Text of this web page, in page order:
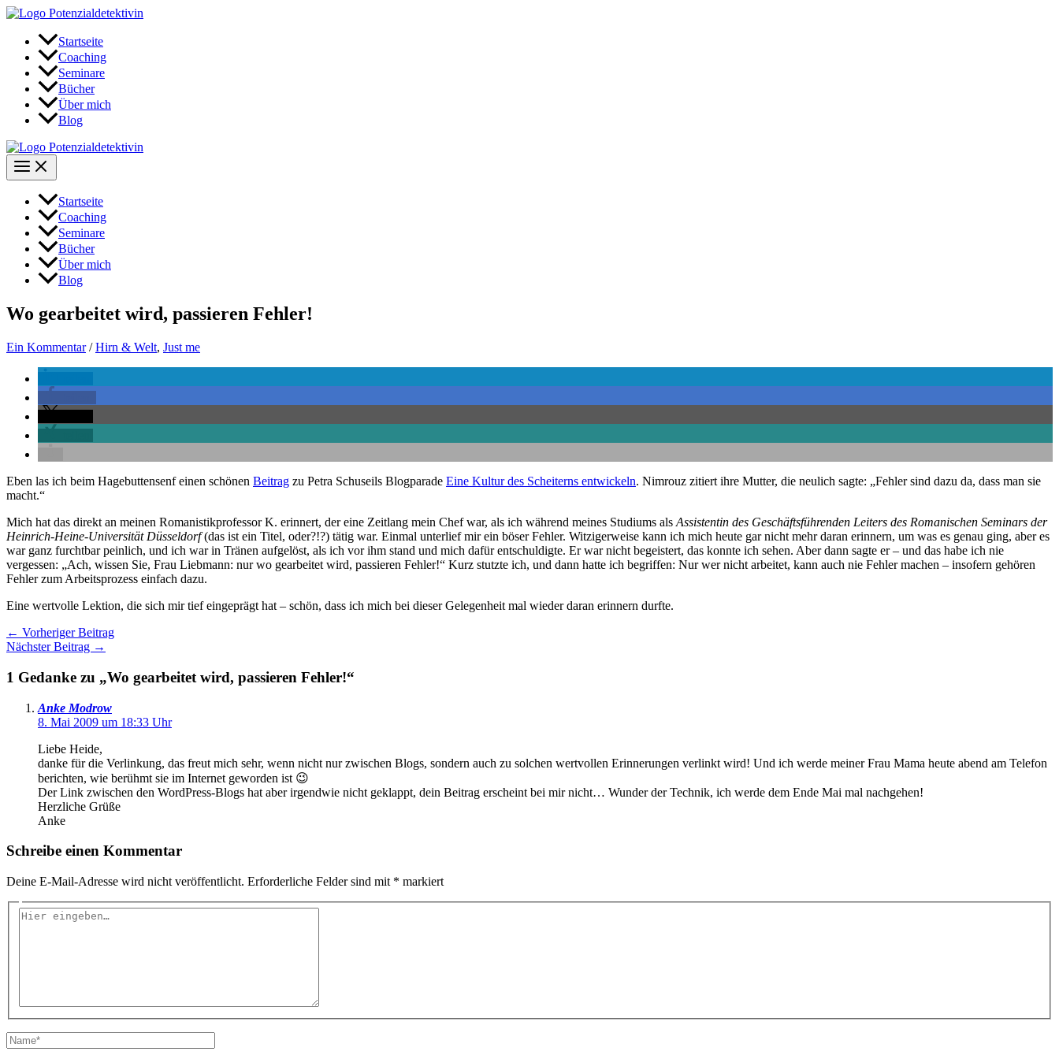
Zum
springen
Startseite
Coaching
Seminare
Bücher
Über mich
Blog
Startseite
Coaching
Seminare
Bücher
Über mich
Blog
Wo gearbeitet wird, passieren Fehler!
Ein Kommentar /Hirn & Welt, Just me
Eben las ich beim Hagebuttensenf einen schönen Beitrag zu Petra Schuseils Blogparade Eine Kultur des Scheiterns entwickeln. Nimrouz zitiert ihre Mutter, die neulich sagte: „Fehler sind dazu da, dass man sie
macht.“
Mich hat das direkt an meinen Romanistikprofessor K. erinnert, der eine Zeitlang mein Chef war, als ich während meines Studiums als Assistentin des Geschäftsführenden Leiters des Romanischen Seminars der
Heinrich-Heine-Universität Düsseldorf(das ist ein Titel, oder?!?) tätig war. Einmal unterlief mir ein böser Fehler. Witzigerweise kann ich mich heute gar nicht mehr daran erinnern, um was es genau ging, aber es
war ganz furchtbar peinlich, und ich war in Tränen aufgelöst, als ich vor ihm stand und mich dafür entschuldigte. Er war nicht begeistert, das konnte ich sehen. Aber dann sagte er – und das habe ich nie
vergessen: „Ach, wissen Sie, Frau Liebmann: nur wo gearbeitet wird, passieren Fehler!“ Kurz stutzte ich, und dann hatte ich begriffen: Nur wer nicht arbeitet, kann auch nie Fehler machen – insofern gehören
Fehler zum Arbeitsprozess einfach dazu.
Eine wertvolle Lektion, die sich mir tief eingeprägt hat – schön, dass ich mich bei dieser Gelegenheit mal wieder daran erinnern durfte.
← Vorheriger Beitrag
Nächster Beitrag →
1 Gedanke zu „Wo gearbeitet wird, passieren Fehler!“
Anke Modrow
8. Mai 2009 um 18:33 Uhr
Liebe Heide,
danke für die Verlinkung, das freut mich sehr, wenn nicht nur zwischen Blogs, sondern auch zu solchen wertvollen Erinnerungen verlinkt wird! Und ich werde meiner Frau Mama heute abend am Telefon
berichten, wie berühmt sie im Internet geworden ist 😉
Der Link zwischen den WordPress-Blogs hat aber irgendwie nicht geklappt, dein Beitrag erscheint bei mir nicht… Wunder der Technik, ich werde dem Ende Mai mal nachgehen!
Herzliche Grüße
Anke
Schreibe einen Kommentar
Deine E-Mail-Adresse wird nicht veröffentlicht. Erforderliche Felder sind mit * markiert
Hier
Name*